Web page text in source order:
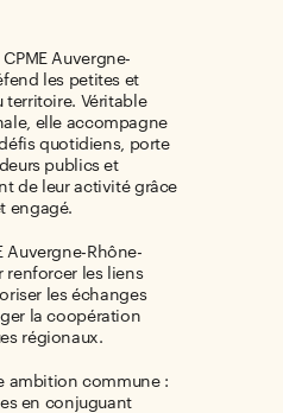
Auvergne-
les petites et
territoire. Véritable
elle accompagne
quotidiens, porte
publics et
de leur activité grâce
engagé.
Auvergne-Rhône-
renforcer les liens
les échanges
la coopération
régionaux.
ambition commune :
en conjuguant